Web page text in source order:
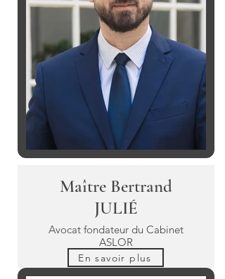
Maître Bertrand
JULIÉ
Avocat fondateur du Cabinet
ASLOR
En savoir plus